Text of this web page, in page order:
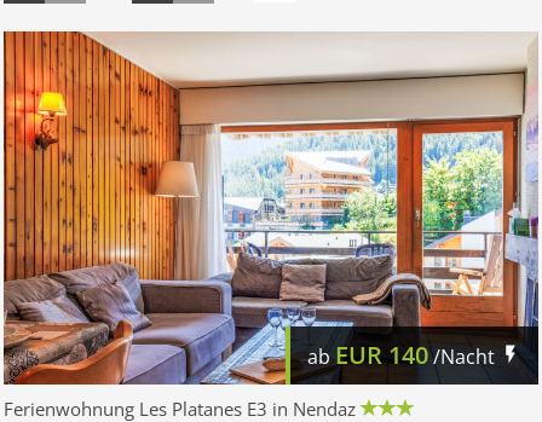
ab EUR 140/Nacht
Ferienwohnung Les Platanes E3 in Nendaz